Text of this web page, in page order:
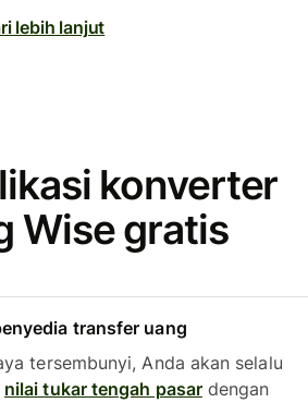
lebih lanjut
konverter
Wise gratis
transfer uang
tersembunyi, Anda akan selalu
nilai tukar tengah pasardengan